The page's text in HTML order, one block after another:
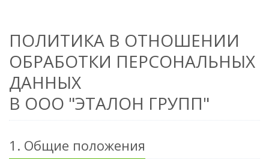
ПОЛИТИКА В ОТНОШЕНИИ
ОБРАБОТКИ ПЕРСОНАЛЬНЫХ
ДАННЫХ
В ООО "ЭТАЛОН ГРУПП"
1. Общие положения